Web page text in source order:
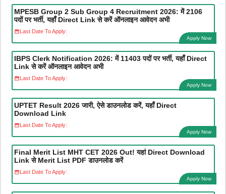
MPESB Group 2 Sub Group 4 Recruitment 2026: में 2106
पदों पर भर्ती, यहाँ Direct Link से करें ऑनलाइन आवेदन अभी
Last Date To Apply:
Apply Now
IBPS Clerk Notification 2026: में 11403 पदों पर भर्ती, यहाँ Direct
Link से करें ऑनलाइन आवेदन अभी
Last Date To Apply:
Apply Now
UPTET Result 2026 जारी, ऐसे डाउनलोड करें, यहाँ Direct
Download Link
Last Date To Apply:
Apply Now
Final Merit List MHT CET 2026 Out! यहां Direct Download
Link से Merit List PDF डाउनलोड करें
Last Date To Apply:
Apply Now